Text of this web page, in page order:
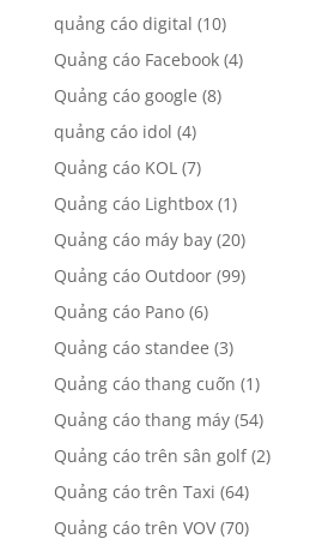
quảng cáo digital (10)
Quảng cáo Facebook(4)
Quảng cáo google (8)
quảng cáo idol (4)
Quảng cáo KOL(7)
Quảng cáo Lightbox(1)
Quảng cáo máy bay(20)
Quảng cáo Outdoor(99)
Quảng cáo Pano(6)
Quảng cáo standee (3)
Quảng cáo thang cuốn (1)
Quảng cáo thang máy(54)
Quảng cáo trên sân golf(2)
Quảng cáo trên Taxi (64)
Quảng cáo trên VOV(70)